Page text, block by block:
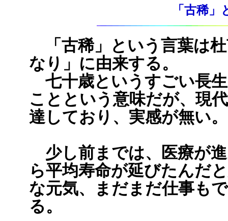
「古稀
「古稀」という言葉は
なり」に由来する。
七十歳というすごい長
ことという意味だが、現
達しており、実感が無い。
少し前までは、医療が
ら平均寿命が延びたんだ
な元気、まだまだ仕事も
る。